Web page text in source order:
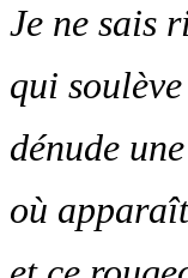
Je ne sais
qui
dénude
où